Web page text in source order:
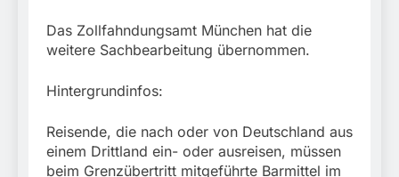
Das Zollfahndungsamt München hat die
weitere Sachbearbeitung übernommen.
Hintergrundinfos:
Reisende, die nach oder von Deutschland aus
einem Drittland ein- oder ausreisen, müssen
beim Grenzübertritt mitgeführte Barmittel im